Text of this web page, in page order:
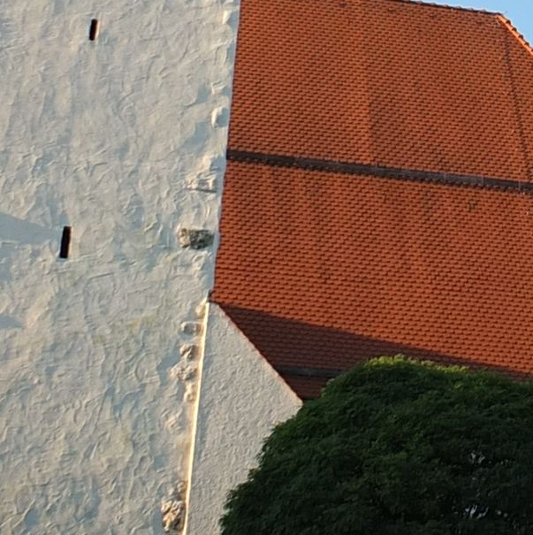
Haas Vorsitzender